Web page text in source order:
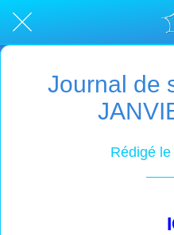
Journal de
Rédigé